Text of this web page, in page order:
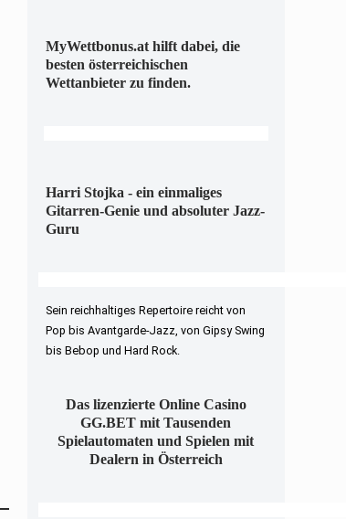
MyWettbonus.at hilft dabei, die
besten österreichischen
Wettanbieter zu finden.
Harri Stojka - ein einmaliges
Gitarren-Genie und absoluter Jazz-
Guru
Sein reichhaltiges Repertoire reicht von
Pop bis Avantgarde-Jazz, von Gipsy Swing
bis Bebop und Hard Rock.
Das lizenzierte Online Casino
GG.BET mit Tausenden
Spielautomaten und Spielen mit
Dealern in Österreich